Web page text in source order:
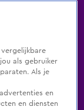
Genres
als gebruiker
Als je
en
en diensten